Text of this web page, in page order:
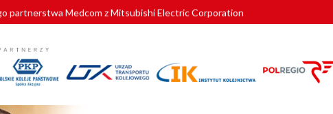
partnerstwa Medcom z Mitsubishi Electric Corporation
znów szuka dostawcy nowych EZT
kolejowych w północnej Wielkopolsce. Łatwiejsze dojazdy do pracy i szkoły
nowe standardy kategoryzacji dworców